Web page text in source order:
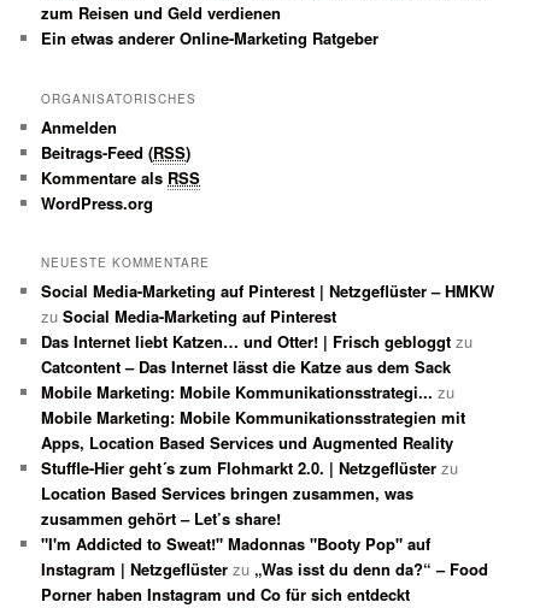
zum Reisen und Geld verdienen
Ein etwas anderer Online-Marketing Ratgeber
ORGANISATORISCHES
Anmelden
Beitrags-Feed (RSS)
Kommentare als RSS
WordPress.org
NEUESTE KOMMENTARE
Social Media-Marketing auf Pinterest | Netzgeflüster – HMKW
zuSocial Media-Marketing auf Pinterest
Das Internet liebt Katzen… und Otter! | Frisch gebloggt zu
Catcontent – Das Internet lässt die Katze aus dem Sack
Mobile Marketing: Mobile Kommunikationsstrategi... zu
Mobile Marketing: Mobile Kommunikationsstrategien mit
Apps, Location Based Services und Augmented Reality
Stuffle-Hier geht´s zum Flohmarkt 2.0. | Netzgeflüster zu
Location Based Services bringen zusammen, was
zusammen gehört – Let’s share!
"I'm Addicted to Sweat!" Madonnas "Booty Pop" auf
Instagram | Netzgeflüster zu „Was isst du denn da?“ – Food
Porner haben Instagram und Co für sich entdeckt